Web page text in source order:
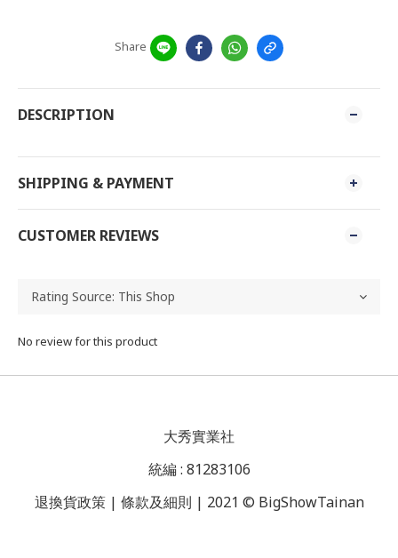
Share
DESCRIPTION
SHIPPING & PAYMENT
CUSTOMER REVIEWS
No review for this product
大秀實業社
統編 : 81283106
退換貨政策 | 條款及細則 | 2021 © BigShowTainan